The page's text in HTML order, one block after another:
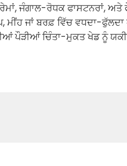
ਜੰਗਾਲ-ਰੋਧਕ ਫਾਸਟਨਰਾਂ, ਅਤੇ
ਜਾਂ ਬਰਫ਼ ਵਿੱਚ ਵਧਦਾ-
ਪੌੜੀਆਂ ਚਿੰਤਾ-ਮੁਕਤ ਖੇਡ ਨੂੰ